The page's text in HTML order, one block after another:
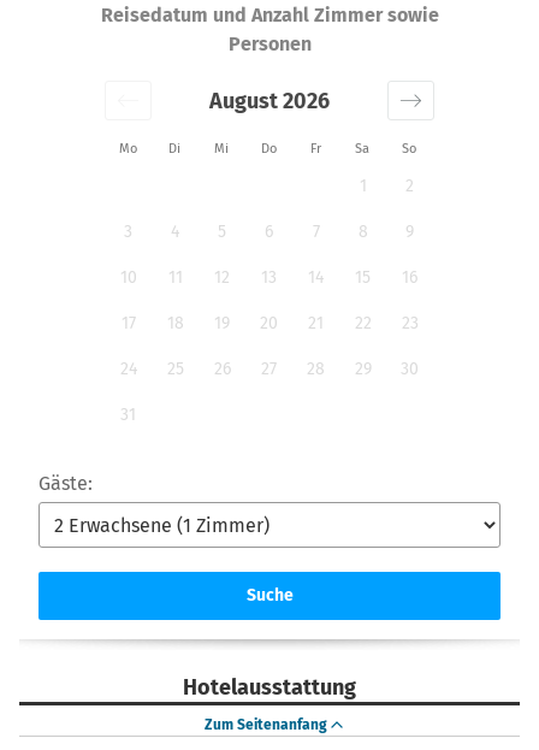
Reisedatum und Anzahl Zimmer sowie
Personen
Mo Di Mi Do Fr Sa So
August 2026
1 2
3 4 5 6 7 8 9
10 11 12 13 14 15 16
17 18 19 20 21 22 23
24 25 26 27 28 29 30
31
Gäste:
Suche
Hotelausstattung
Zum Seitenanfang